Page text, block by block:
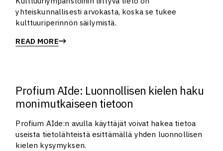
yhteiskunnallisesti arvokasta, koska se tukee
kulttuuriperinnön säilymistä.
READ MORE
Profium AIde: Luonnollisen kielen haku
monimutkaiseen tietoon
Profium AIde:n avulla käyttäjät voivat hakea tietoa
useista tietolähteistä esittämällä yhden luonnollisen
kielen kysymyksen.